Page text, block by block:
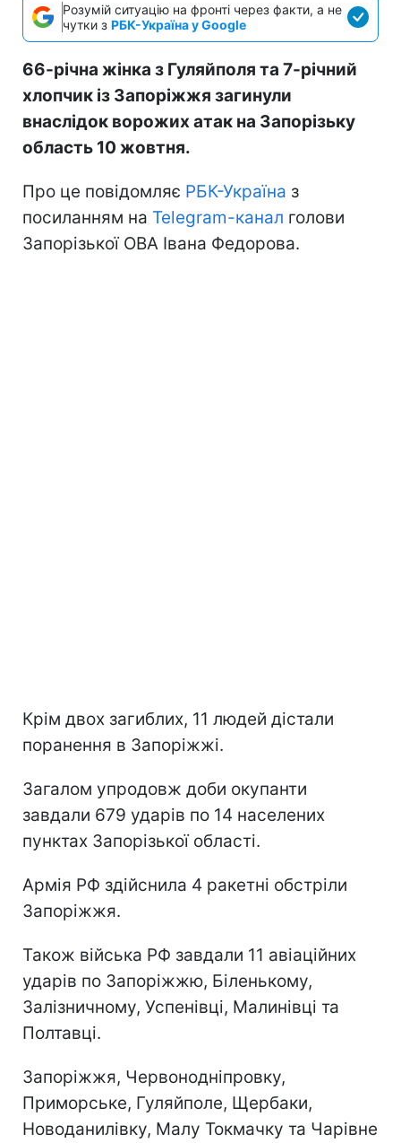
Розумій ситуацію на фронті через факти, а не
чутки з РБК-Україна у Google
66-річна жінка з Гуляйполя та 7-річний
хлопчик із Запоріжжя загинули
внаслідок ворожих атак на Запорізьку
область 10 жовтня.
Про це повідомляє РБК-Україна з
посиланням на Telegram-канал голови
Запорізької ОВА Івана Федорова.
Крім двох загиблих, 11 людей дістали
поранення в Запоріжжі.
Загалом упродовж доби окупанти
завдали 679 ударів по 14 населених
пунктах Запорізької області.
Армія РФ здійснила 4 ракетні обстріли
Запоріжжя.
Також війська РФ завдали 11 авіаційних
ударів по Запоріжжю, Біленькому,
Залізничному, Успенівці, Малинівці та
Полтавці.
Запоріжжя, Червонодніпровку,
Приморське, Гуляйполе, Щербаки,
Новоданилівку, Малу Токмачку та Чарівне